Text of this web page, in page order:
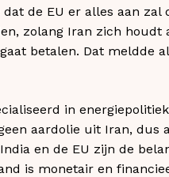
de EU er alles aan zal
zolang Iran zich houdt
betalen. Dat meldde
in
aardolie uit Iran, dus
en de EU zijn de
is monetair en